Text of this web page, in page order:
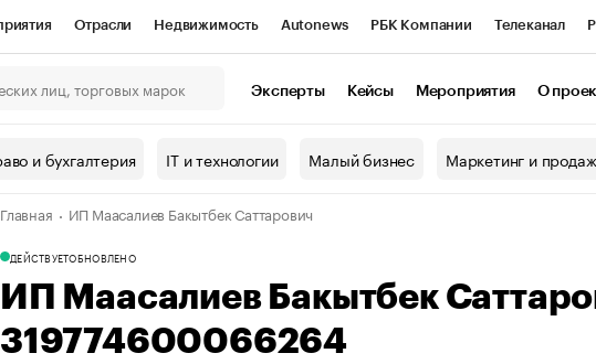
Отрасли Недвижимость Autonews РБК Компании Телеканал
Проверка контрагентов
валюты
Эксперты Кейсы Мероприятия О
и бухгалтерия IT и технологии Малый бизнес Маркетинг и
Главная ИП Маасалиев Бакытбек Саттарович
ДЕЙСТВУЕТОБНОВЛЕНО
ИП Маасалиев Бакытбек
319774600066264